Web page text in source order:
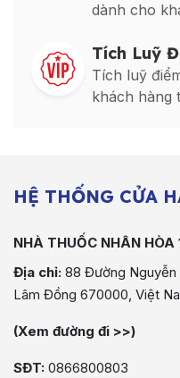
dành cho
Tích Luỹ
Tích luỹ
khách hàng
HỆ THỐNG CỬA
NHÀ THUỐC NHÂN
Địa chỉ: 88 Đường Nguyễn
Lâm Đồng 670000, Việt
(Xem đường đi >>)
SĐT: 0866800803